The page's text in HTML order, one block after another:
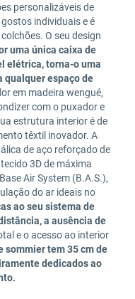
personalizáveis de
individuais e é
O seu design
uma única caixa de
elétrica, torna-o uma
qualquer espaço de
em madeira wengué,
com o puxador e
estrutura interior é de
têxtil inovador. A
de aço reforçado de
3D de máxima
Air System (B.A.S.),
do ar ideais no
ao seu sistema de
a ausência de
e o acesso ao interior
sommier tem 35 cm de
dedicados ao